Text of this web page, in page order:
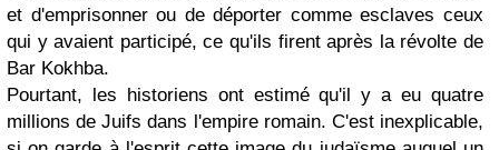
et d'emprisonner ou de déporter comme esclaves ceux
qui y avaient participé, ce qu'ils firent après la révolte de
Bar Kokhba.
Pourtant, les historiens ont estimé qu'il y a eu quatre
millions de Juifs dans l'empire romain. C'est inexplicable,